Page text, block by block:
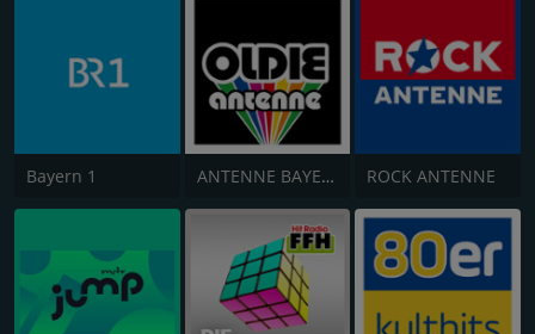
Bayern 1 ANTENNE BAYERN Oldies but Goldies ROCK ANTENNE